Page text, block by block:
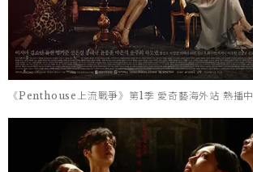
《Penthouse上流戰爭》第1季 愛奇藝海外站 熱播中